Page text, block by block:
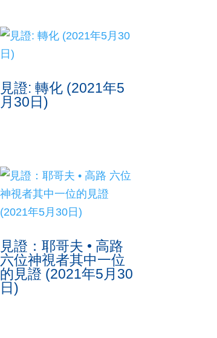
見證: 轉化 (2021年5
月30日)
見證：耶哥夫 • 高路
六位神視者其中一位
的見證 (2021年5月30
日)